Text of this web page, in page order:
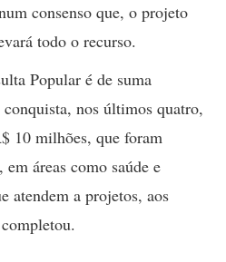
consenso que, o projeto
todo o recurso.
Popular é de suma
nos últimos quatro,
10 milhões, que foram
áreas como saúde e
atendem a projetos, aos